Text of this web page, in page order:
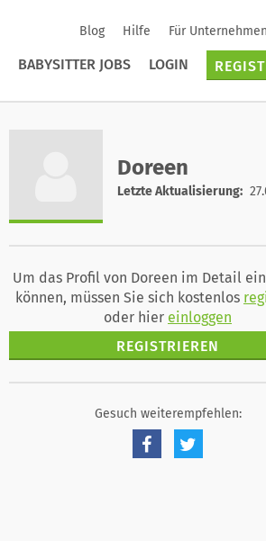
Blog Hilfe Für Unternehmen
BABYSITTER JOBS LOGIN
Doreen
Letzte Aktualisierung:
Um das Profil von Doreen im Detail
können, müssen Sie sich kostenlos
oder hier einloggen
REGISTRIEREN
Gesuch weiterempfehlen: